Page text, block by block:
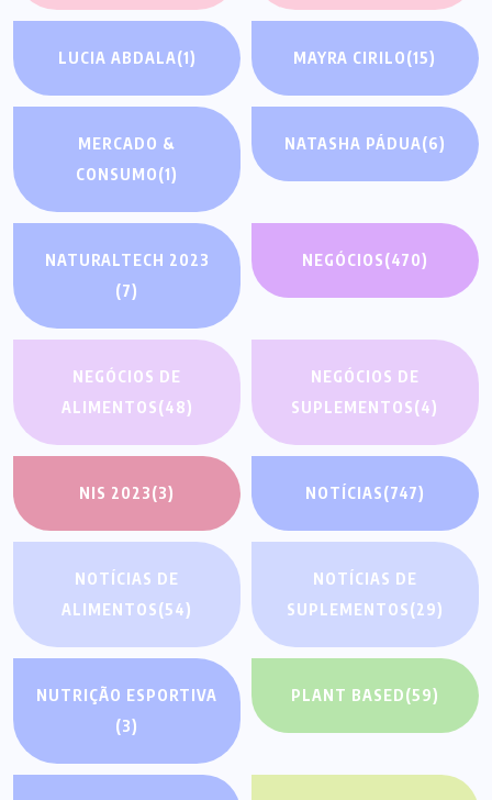
LUCIA ABDALA(1) MAYRA CIRILO(15)
MERCADO &
CONSUMO(1)
NATASHA PÁDUA(6)
NATURALTECH 2023
(7)
NEGÓCIOS(470)
NEGÓCIOS DE
ALIMENTOS(48)
NEGÓCIOS DE
SUPLEMENTOS(4)
NIS 2023(3) NOTÍCIAS(747)
NOTÍCIAS DE
ALIMENTOS(54)
NOTÍCIAS DE
SUPLEMENTOS(29)
NUTRIÇÃO ESPORTIVA
(3)
PLANT BASED(59)